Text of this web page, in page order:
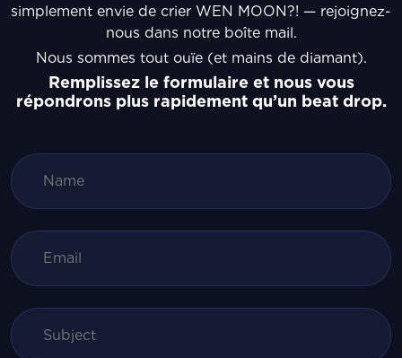
simplement envie de crier WEN MOON?! — rejoignez-
nous dans notre boîte mail.
Nous sommes tout ouïe (et mains de diamant).
Remplissez le formulaire et nous vous
répondrons plus rapidement qu’un beat drop.